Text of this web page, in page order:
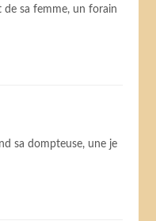
sa femme, un forain
sa dompteuse, une je